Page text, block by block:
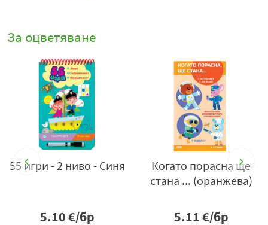
За оцветяване
55 игри - 2 ниво - Синя
5.10€/бр
Когато порасна ще
стана ... (оранжева)
5.11€/бр